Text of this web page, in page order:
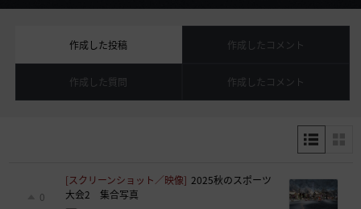
作成した投稿 作成したコメント
作成した質問 作成したコメント
[スクリーンショット／映像] 2025秋のスポーツ
大会2 集合写真
0